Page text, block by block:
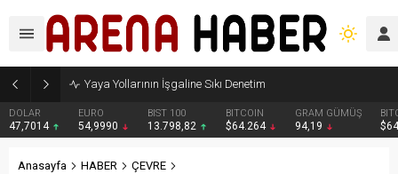
Yaya Yollarının İşgaline Sıkı Denetim
DOLAR
47,7014
EURO
54,9990
BIST 100
13.798,82
BITCOIN
$64.264
GRAM GÜMÜŞ
94,19
Anasayfa HABER
ÇEVRE